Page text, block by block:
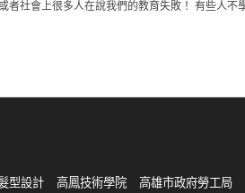
者社會上很多人在說我們的教育失敗！ 有些人不
型設計 高鳳技術學院 高雄市政府勞工局